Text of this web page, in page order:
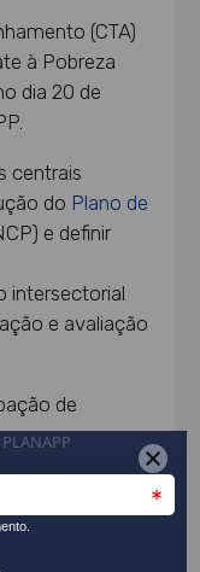
(CTA)
à Pobreza
dia 20 de
centrais
do Plano de
e definir
intersectorial
e avaliação
de
e reporte das
com os